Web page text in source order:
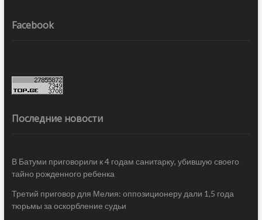
Facebook
Последние новости
В Батуми приговорили к 4 годам санитарку, убившую своего
тайно рожденного ребенка
Третий приговор для Мелия: оппозиционеру дали 1,5 года
тюрьмы за оскорбление судьи